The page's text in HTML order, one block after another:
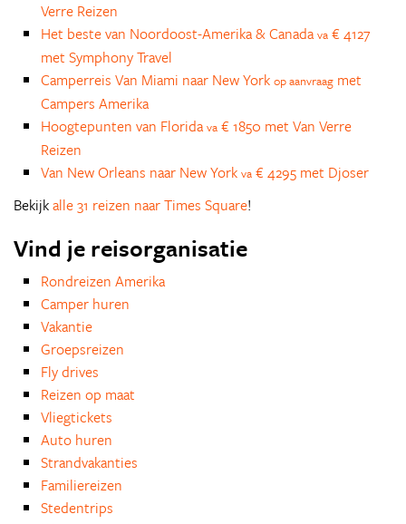
Verre Reizen
Het beste van Noordoost-Amerika & Canada va € 4127
met Symphony Travel
Camperreis Van Miami naar New York op aanvraag met
Campers Amerika
Hoogtepunten van Florida va € 1850 met Van Verre
Reizen
Van New Orleans naar New York va € 4295 met Djoser
Bekijkalle 31 reizen naar Times Square!
Vind je reisorganisatie
Rondreizen Amerika
Camper huren
Vakantie
Groepsreizen
Fly drives
Reizen op maat
Vliegtickets
Auto huren
Strandvakanties
Familiereizen
Stedentrips